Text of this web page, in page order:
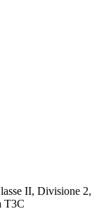
II, Divisione 2,
T3C